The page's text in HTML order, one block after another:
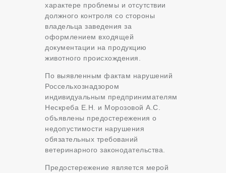
характере проблемы и отсутствии
должного контроля со стороны
владельца заведения за
оформлением входящей
документации на продукцию
животного происхождения.
По выявленным фактам нарушений
Россельхознадзором
индивидуальным предпринимателям
Нескреба Е.Н. и Морозовой А.С.
объявлены предостережения о
недопустимости нарушения
обязательных требований
ветеринарного законодательства.
Предостережение является мерой